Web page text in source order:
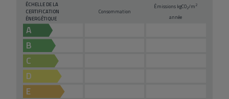
ÉCHELLE DE LA
CERTIFICATION
ÉNERGÉTIQUE
Consommation
Émissions kgCO2/m2
année
A
B
C
D
E